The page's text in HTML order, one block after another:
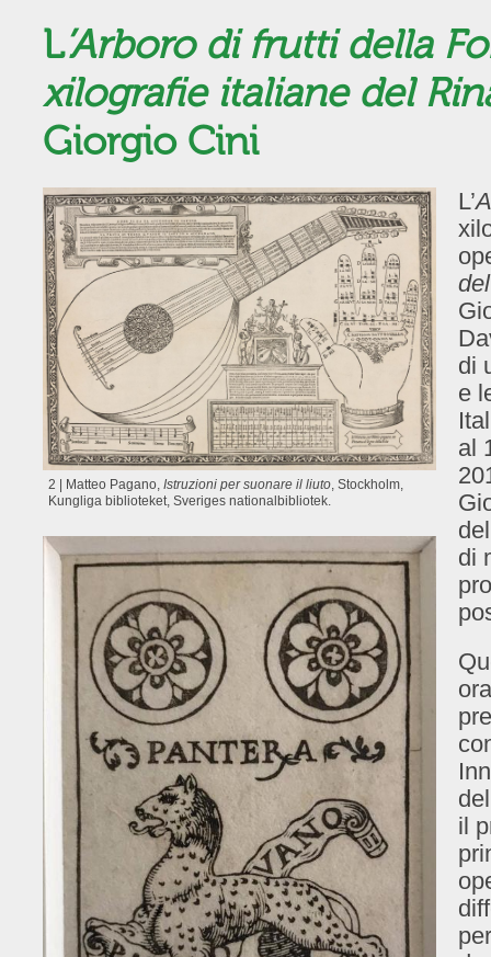
L’Arboro di frutti della
xilografie italiane del
Giorgio Cini
2 | Matteo Pagano,Istruzioni per suonare il liuto , Stockholm,
Kungliga biblioteket, Sveri­ges natio­nal­bib­li­otek.
L’
di
e
al
di
il